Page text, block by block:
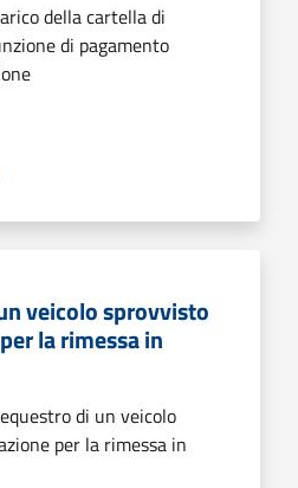
della cartella di
di pagamento
veicolo sprovvisto
la rimessa in
di un veicolo
per la rimessa in